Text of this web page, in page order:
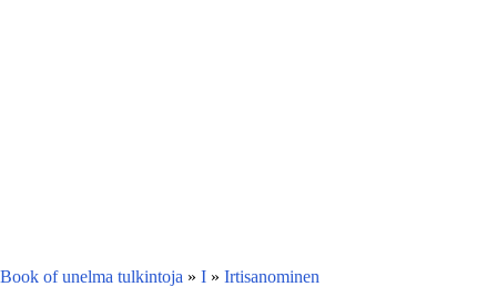
Book of unelma tulkintoja » I » Irtisanominen